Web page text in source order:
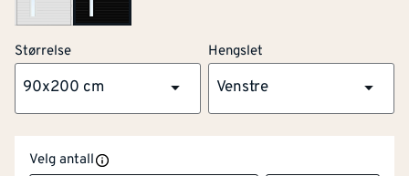
Størrelse
90x200 cm
Hengslet
Venstre
Velg antall